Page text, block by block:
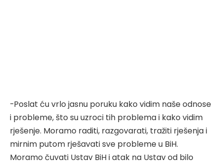
-Poslat ću vrlo jasnu poruku kako vidim naše odnose
i probleme, što su uzroci tih problema i kako vidim
rješenje. Moramo raditi, razgovarati, tražiti rješenja i
mirnim putom rješavati sve probleme u BiH.
Moramo čuvati Ustav BiH i atak na Ustav od bilo